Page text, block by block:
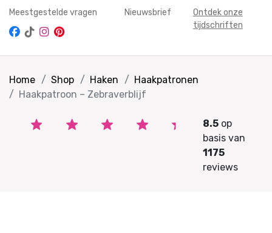
Meestgestelde vragen Nieuwsbrief
Ontdek onze
tijdschriften
Home Shop Haken
Haakpatronen
Haakpatroon – Zebraverblijf
8.5op
basis van
1175
reviews